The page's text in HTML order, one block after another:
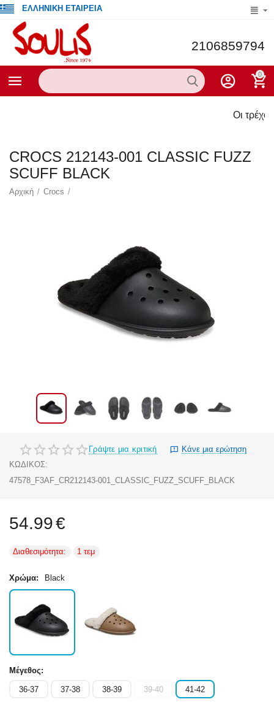
ΕΛΛΗΝΙΚΗ ΕΤΑΙΡΕΙΑ
2106859794
0
Οι τρέχουσες
CROCS 212143-001 CLASSIC FUZZ
SCUFF BLACK
Αρχική / Crocs /
Γράψτε μια κριτική
Κάνε μια ερώτηση
ΚΩΔΙΚΟΣ:
47578_F3AF_CR212143-001_CLASSIC_FUZZ_SCUFF_BLACK
54.99€
Διαθεσιμότητα: 1 τεμ
Χρώμα: Black
Μέγεθος:
36-37 37-38 38-39 39-40 41-42